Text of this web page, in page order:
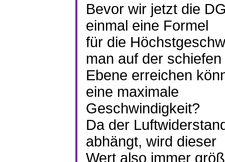
Bevor wir jetzt die
einmal eine Formel
für die
man auf der schiefen
Ebene erreichen
eine maximale
Geschwindigkeit?
Da der
abhängt, wird dieser
Wert also immer